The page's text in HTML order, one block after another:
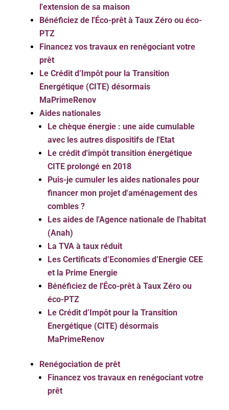
l'extension de sa maison
Bénéficiez de l'Éco-prêt à Taux Zéro ou éco-
PTZ
Financez vos travaux en renégociant votre
prêt
Le Crédit d’Impôt pour la Transition
Energétique (CITE) désormais
MaPrimeRenov
Aides nationales
Le chèque énergie : une aide cumulable
avec les autres dispositifs de l'Etat
Le crédit d'impôt transition énergétique
CITE prolongé en 2018
Puis-je cumuler les aides nationales pour
financer mon projet d'aménagement des
combles ?
Les aides de l'Agence nationale de l'habitat
(Anah)
La TVA à taux réduit
Les Certificats d’Economies d’Energie CEE
et la Prime Energie
Bénéficiez de l'Éco-prêt à Taux Zéro ou
éco-PTZ
Le Crédit d’Impôt pour la Transition
Energétique (CITE) désormais
MaPrimeRenov
Renégociation de prêt
Financez vos travaux en renégociant votre
prêt